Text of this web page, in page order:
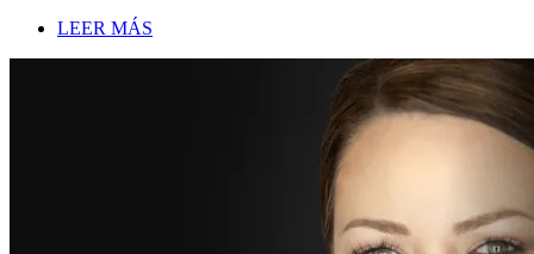
LEER MÁS